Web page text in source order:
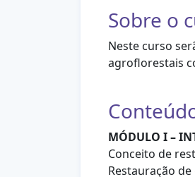
Sobre o
Neste curso
agroflorestais
MÓDULO I –
Conceito de
Restauração